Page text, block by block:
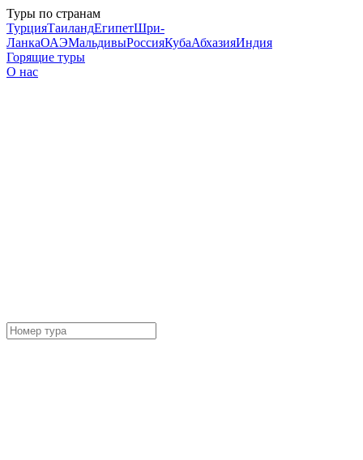
Туры по странам
ТурцияТаиландЕгипетШри-
ЛанкаОАЭМальдивыРоссияКубаАбхазияИндия
Горящие туры
О нас